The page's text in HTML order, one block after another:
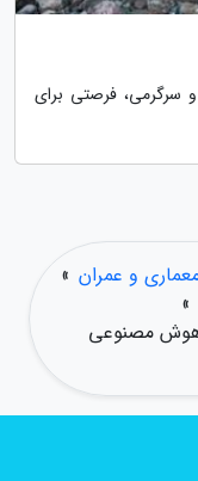
سرگرمی، فرصتی برای
و عمران »
»
هوش مصنوعی